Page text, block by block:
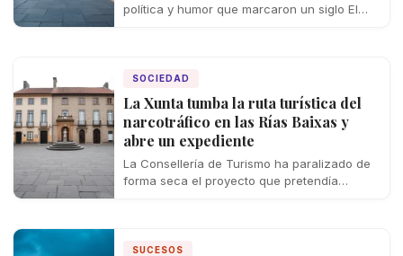
política y humor que marcaron un siglo El
SOCIEDAD
La Xunta tumba la ruta turística del
narcotráfico en las Rías Baixas y
abre un expediente
La Consellería de Turismo ha paralizado de
forma seca el proyecto que pretendía
SUCESOS